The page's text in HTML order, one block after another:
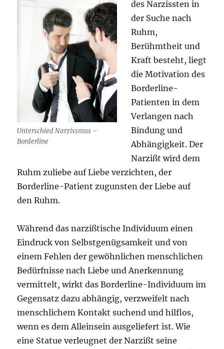
Unterschied Narzissmus –
Borderline
des Narzissten in
der Suche nach
Ruhm,
Berühmtheit und
Kraft besteht, liegt
die Motivation des
Borderline-
Patienten in dem
Verlangen nach
Bindung und
Abhängigkeit. Der
Narzißt wird dem
Ruhm zuliebe auf Liebe verzichten, der
Borderline-Patient zugunsten der Liebe auf
den Ruhm.
Während das narzißtische Individuum einen
Eindruck von Selbstgenügsamkeit und von
einem Fehlen der gewöhnlichen menschlichen
Bedürfnisse nach Liebe und Anerkennung
vermittelt, wirkt das Borderline-Individuum im
Gegensatz dazu abhängig, verzweifelt nach
menschlichem Kontakt suchend und hilflos,
wenn es dem Alleinsein ausgeliefert ist. Wie
eine Statue verleugnet der Narzißt seine